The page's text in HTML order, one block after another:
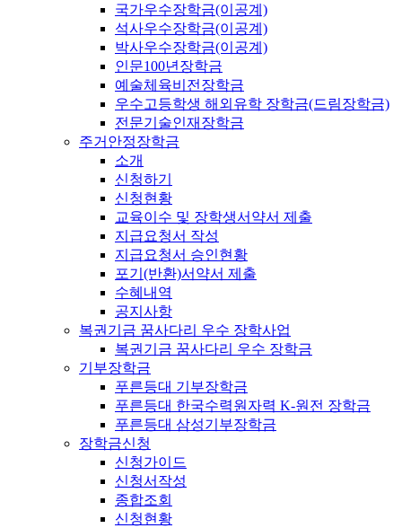
국가우수장학금(이공계)
석사우수장학금(이공계)
박사우수장학금(이공계)
인문100년장학금
예술체육비전장학금
우수고등학생 해외유학 장학금(드림장학금)
전문기술인재장학금
주거안정장학금
소개
신청하기
신청현황
교육이수 및 장학생서약서 제출
지급요청서 작성
지급요청서 승인현황
포기(반환)서약서 제출
수혜내역
공지사항
복권기금 꿈사다리 우수 장학사업
복권기금 꿈사다리 우수 장학금
기부장학금
푸른등대 기부장학금
푸른등대 한국수력원자력 K-원전 장학금
푸른등대 삼성기부장학금
장학금신청
신청가이드
신청서작성
종합조회
신청현황